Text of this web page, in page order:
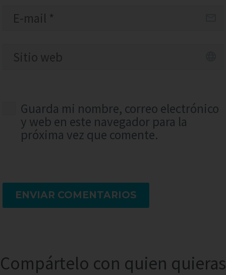
Guarda mi nombre, correo electrónico
y web en este navegador para la
próxima vez que comente.
ENVIAR COMENTARIOS
Compártelo con quien quieras